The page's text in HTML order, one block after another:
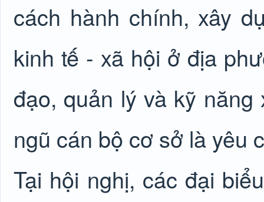
cách hành chính, xây
kinh tế - xã hội ở địa
đạo, quản lý và kỹ
ngũ cán bộ cơ sở là yêu
Tại hội nghị, các đại